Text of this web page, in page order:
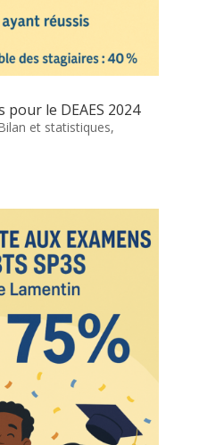
le DEAES 2024
et statistiques,